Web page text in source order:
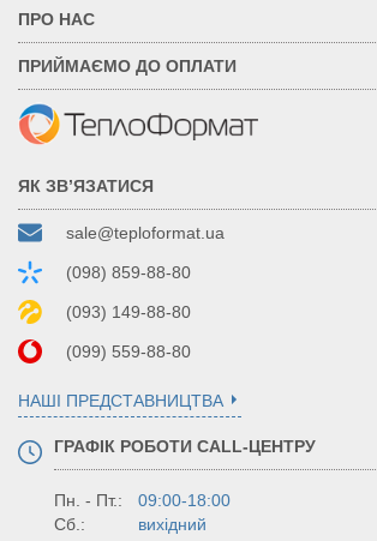
ПРО НАС
ПРИЙМАЄМО ДО ОПЛАТИ
ЯК ЗВ’ЯЗАТИСЯ
sale@teploformat.ua
(098) 859-88-80
(093) 149-88-80
(099) 559-88-80
НАШІ ПРЕДСТАВНИЦТВА
ГРАФІК РОБОТИ CALL-ЦЕНТРУ
Пн. - Пт.:
09:00-18:00
Сб.:
вихідний